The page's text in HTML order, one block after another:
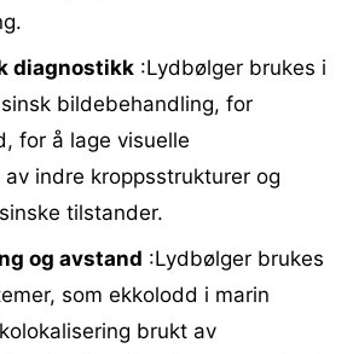
diagnostikk :Lydbølger brukes i
bildebehandling, for
for å lage visuelle
indre kroppsstrukturer og
tilstander.
og avstand :Lydbølger brukes
som ekkolodd i marin
brukt av